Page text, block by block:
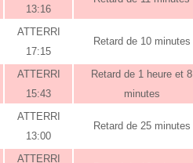
13:16
ATTERRI
17:15
Retard de 10 minutes
ATTERRI
15:43
Retard de 1 heure et 8
minutes
ATTERRI
13:00
Retard de 25 minutes
ATTERRI